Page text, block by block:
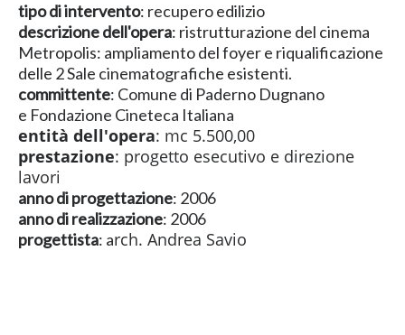
tipo di intervento: recupero edilizio
descrizione dell'opera: ristrutturazione del cinema
Metropolis: ampliamento del foyer e riqualificazione
delle 2 Sale cinematografiche esistenti.
committente: Comune di Paderno Dugnano
e Fondazione Cineteca Italiana
entità dell'opera: mc 5.500,00
prestazione: progetto esecutivo e direzione
lavori
anno di progettazione: 2006
anno di realizzazione: 2006
progettista: arch. Andrea Savio